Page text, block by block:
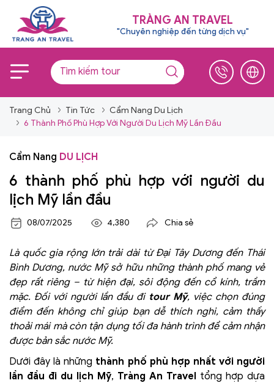
TRÀNG AN TRAVEL
"Chuyên nghiệp đến từng dịch vụ"
Trang Chủ Tin Tức
Cẩm Nang Du Lịch
6 Thành Phố Phù Hợp Với Người Du Lịch Mỹ Lần Đầu
Cẩm Nang DU LỊCH
6 thành phố phù hợp với người du
lịch Mỹ lần đầu
08/07/2025 4,380 Chia sẻ
Là quốc gia rộng lớn trải dài từ Đại Tây Dương đến Thái
Bình Dương, nước Mỹ sở hữu những thành phố mang vẻ
đẹp rất riêng – từ hiện đại, sôi động đến cổ kính, trầm
mặc. Đối với người lần đầu đi tour Mỹ, việc chọn đúng
điểm đến không chỉ giúp bạn dễ thích nghi, cảm thấy
thoải mái mà còn tận dụng tối đa hành trình để cảm nhận
được bản sắc nước Mỹ.
Dưới đây là những thành phố phù hợp nhất với người
lần đầu đi du lịch Mỹ, Tràng An Travel tổng hợp dựa